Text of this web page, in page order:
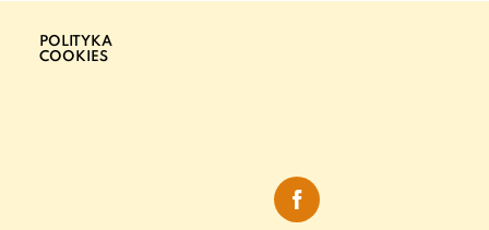
POLITYKA
COOKIES